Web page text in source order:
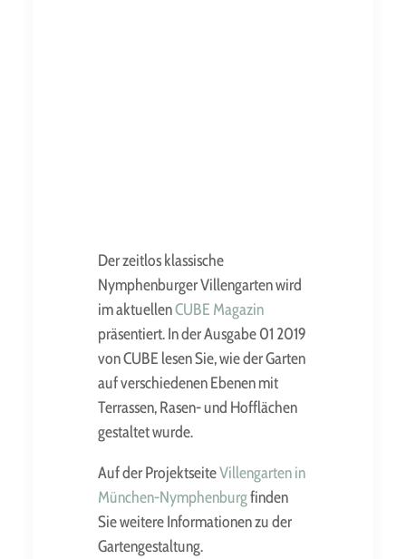
Schattenspender gegen
die intensive
Mittagssonne
Die Pergola aus
Aluminiumschaum steht
für die innovative Region
Stuttgart
Der zeitlos klassische
Nymphenburger Villengarten wird
im aktuellenCUBE Magazin
präsentiert. In der Ausgabe 01 2019
vonCUBE lesen Sie, wie der Garten
auf verschiedenen Ebenen mit
Terrassen, Rasen- und Hofflächen
gestaltet wurde.
Auf der ProjektseiteVillengarten in
München-Nymphenburgfinden
Sie weitere Informationen zu der
Gartengestaltung.